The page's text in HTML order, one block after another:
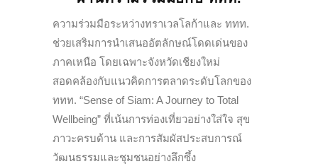
ความร่วมมือระหว่างทราเวลโลก้าและ ททท.
ช่วยเสริมการนำเสนออัตลักษณ์โดดเด่นของ
ภาคเหนือ โดยเฉพาะจังหวัดเชียงใหม่
สอดคล้องกับแนวคิดการตลาดระดับโลกของ
ททท. “Sense of Siam: A Journey to Total
Wellbeing” ที่เน้นการท่องเที่ยวอย่างใส่ใจ สุข
ภาวะครบด้าน และการสัมผัสประสบการณ์
วัฒนธรรมและชุมชนอย่างลึกซึ้ง